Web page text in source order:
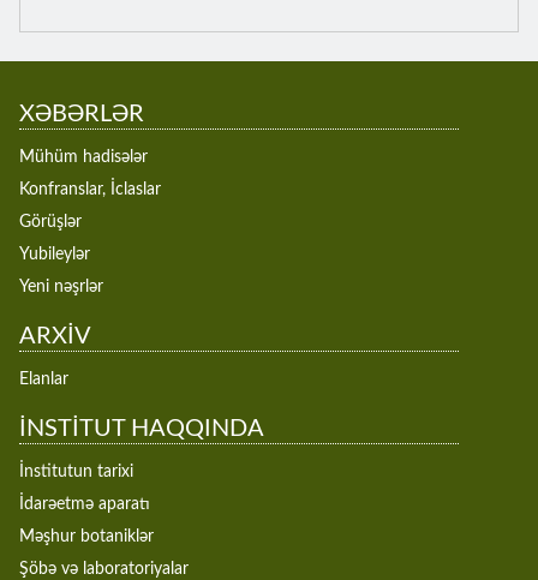
XƏBƏRLƏR
Mühüm hadisələr
Konfranslar, İclaslar
Görüşlər
Yubileylər
Yeni nəşrlər
ARXİV
Elanlar
İNSTİTUT HAQQINDA
İnstitutun tarixi
İdarəetmə aparatı
Məşhur botaniklər
Şöbə və laboratoriyalar